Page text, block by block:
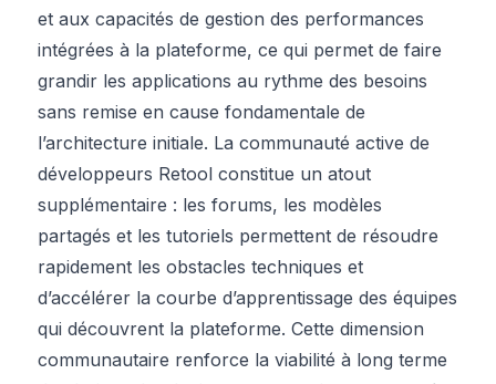
et aux capacités de gestion des performances
intégrées à la plateforme, ce qui permet de faire
grandir les applications au rythme des besoins
sans remise en cause fondamentale de
l’architecture initiale. La communauté active de
développeurs Retool constitue un atout
supplémentaire : les forums, les modèles
partagés et les tutoriels permettent de résoudre
rapidement les obstacles techniques et
d’accélérer la courbe d’apprentissage des équipes
qui découvrent la plateforme. Cette dimension
communautaire renforce la viabilité à long terme